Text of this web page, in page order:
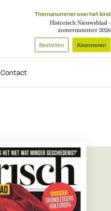
Themanummer over het kind
Historisch Nieuwsblad -
zomernummer 2026
Bestellen Abonneren
Contact